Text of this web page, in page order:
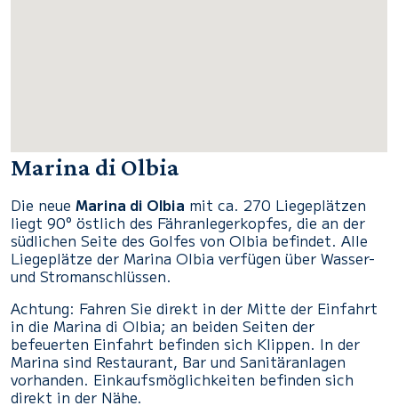
Marina di Olbia
Die neue Marina di Olbia mit ca. 270 Liegeplätzen
liegt 90° östlich des Fähranlegerkopfes, die an der
südlichen Seite des Golfes von Olbia befindet. Alle
Liegeplätze der Marina Olbia verfügen über Wasser-
und Stromanschlüssen.
Achtung: Fahren Sie direkt in der Mitte der Einfahrt
in die Marina di Olbia; an beiden Seiten der
befeuerten Einfahrt befinden sich Klippen. In der
Marina sind Restaurant, Bar und Sanitäranlagen
vorhanden. Einkaufsmöglichkeiten befinden sich
direkt in der Nähe.